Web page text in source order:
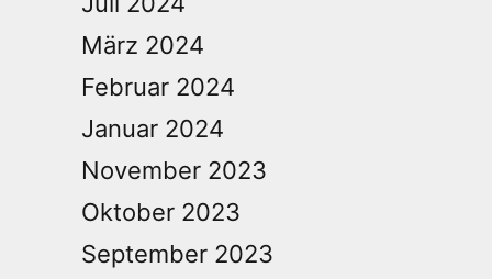
März 2024
Februar 2024
Januar 2024
November 2023
Oktober 2023
September 2023